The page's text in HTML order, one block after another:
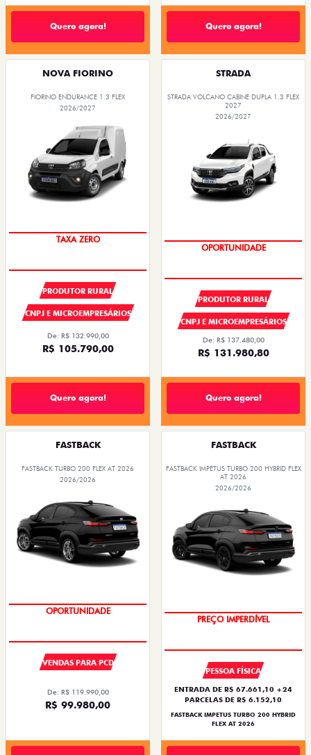
Quero agora! Quero agora!
NOVA FIORINO
FIORINO ENDURANCE 1.3 FLEX
2026/2027
TAXA ZERO
PRODUTOR RURAL
CNPJ E MICROEMPRESÁRIOS
De: R$ 132.990,00
R$ 105.790,00
Quero agora!
STRADA
STRADA VOLCANO CABINE DUPLA 1.3 FLEX
2027
2026/2027
SUPER DESCONTO
PRODUTOR RURAL
CNPJ E MICROEMPRESÁRIOS
De: R$ 137.480,00
R$ 131.980,80
Quero agora!
FASTBACK
FASTBACK TURBO 200 FLEX AT 2026
2026/2026
OPORTUNIDADE
VENDAS PARA PCD
De: R$ 119.990,00
R$ 99.980,00
FASTBACK
FASTBACK IMPETUS TURBO 200 HYBRID FLEX
AT 2026
2026/2026
OPORTUNIDADE
PESSOA FÍSICA
ENTRADA DE R$ 67.661,10 +24
PARCELAS DE R$ 6.152,10
FASTBACK IMPETUS TURBO 200 HYBRID
FLEX AT 2026